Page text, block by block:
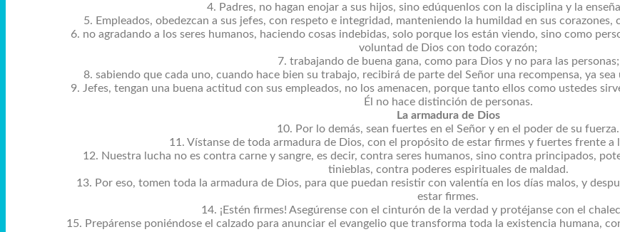
4. Padres, no hagan enojar a sus hijos, sino edúquenlos con la disciplina y la
5. Empleados, obedezcan a sus jefes, con respeto e integridad, manteniendo la humildad en sus
6. no agradando a los seres humanos, haciendo cosas indebidas, solo porque los están viendo, sino como
voluntad de Dios con todo corazón;
7. trabajando de buena gana, como para Dios y no para las personas;
8. sabiendo que cada uno, cuando hace bien su trabajo, recibirá de parte del Señor una recompensa, ya
9. Jefes, tengan una buena actitud con sus empleados, no los amenacen, porque tanto ellos como ustedes
Él no hace distinción de personas.
La armadura de Dios
10. Por lo demás, sean fuertes en el Señor y en el poder de su fuerza.
11. Vístanse de toda armadura de Dios, con el propósito de estar firmes y fuertes frente a
12. Nuestra lucha no es contra carne y sangre, es decir, contra seres humanos, sino contra principados,
tinieblas, contra poderes espirituales de maldad.
13. Por eso, tomen toda la armadura de Dios, para que puedan resistir con valentía en los días malos, y
estar firmes.
14. ¡Estén firmes! Asegúrense con el cinturón de la verdad y protéjanse con el
15. Prepárense poniéndose el calzado para anunciar el evangelio que transforma toda la existencia humana,